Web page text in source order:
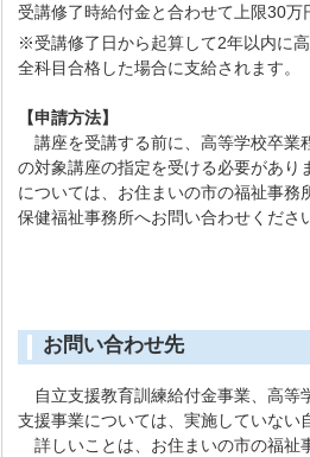
受講修了時給付金と合わせて上限30万
算して2年以内に高等学校
全科目合格した場合に支給されます。
【申請方法】
講座を受講する前に、高等学校卒業
の対象講座の指定を受ける必要があり
については、お住まいの市の福祉事務
保健福祉事務所へお問い合わせくださ
お問い合わせ先
自立支援教育訓練給付金事業、高等
支援事業については、実施していない
詳しいことは、お住まいの市の福祉